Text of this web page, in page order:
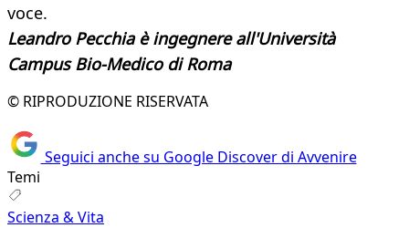
voce.
Leandro Pecchia è ingegnere all'Università
Campus Bio-Medico di Roma
© RIPRODUZIONE RISERVATA
Seguici anche su Google Discover di Avvenire
Temi
Scienza & Vita